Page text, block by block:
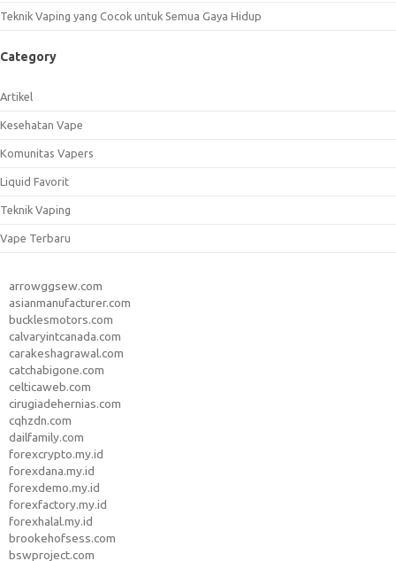
Teknik Vaping yang Cocok untuk Semua Gaya Hidup
Category
Artikel
Kesehatan Vape
Komunitas Vapers
Liquid Favorit
Teknik Vaping
Vape Terbaru
arrowggsew.com
asianmanufacturer.com
bucklesmotors.com
calvaryintcanada.com
carakeshagrawal.com
catchabigone.com
celticaweb.com
cirugiadehernias.com
cqhzdn.com
dailfamily.com
forexcrypto.my.id
forexdana.my.id
forexdemo.my.id
forexfactory.my.id
forexhalal.my.id
brookehofsess.com
bswproject.com